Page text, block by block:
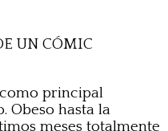
UN CÓMIC
principal
Obeso hasta la
meses totalmente